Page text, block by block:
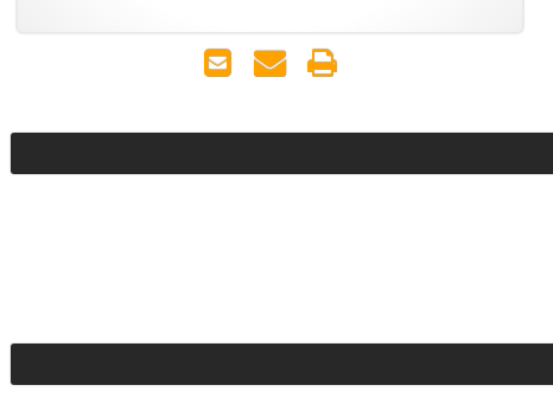
שלח
שאל
המוצר
הדפס